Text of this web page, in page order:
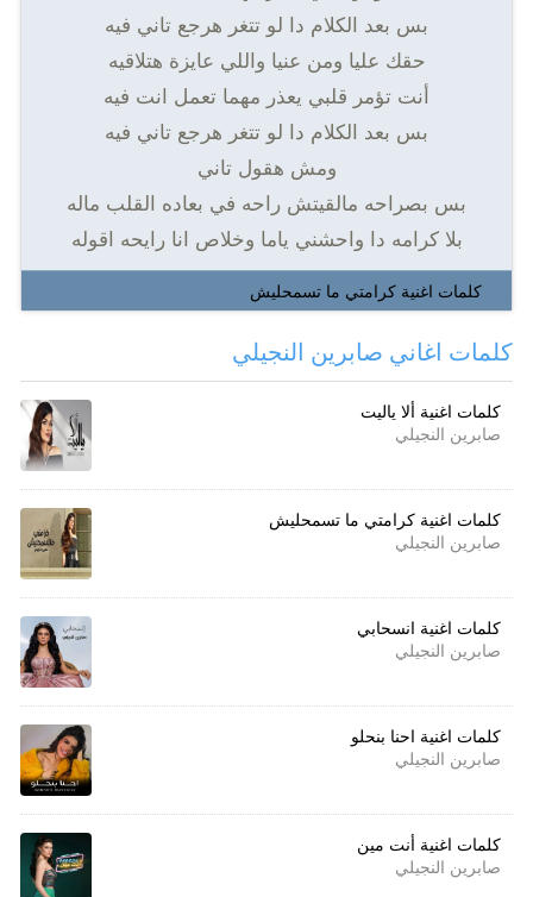
بس بعد الكلام دا لو تتغر هرجع تاني فيه
حقك عليا ومن عنيا واللي عايزة هتلاقيه
أنت تؤمر قلبي يعذر مهما تعمل انت فيه
بس بعد الكلام دا لو تتغر هرجع تاني فيه
ومش هقول تاني
بس بصراحه مالقيتش راحه في بعاده القلب ماله
بلا كرامه دا واحشني ياما وخلاص انا رايحه اقوله
كلمات اغنية كرامتي ما تسمحليش
كلمات اغاني صابرين النجيلي
كلمات اغنية ألا ياليت
صابرين النجيلي
كلمات اغنية كرامتي ما تسمحليش
صابرين النجيلي
كلمات اغنية انسحابي
صابرين النجيلي
كلمات اغنية احنا بنحلو
صابرين النجيلي
كلمات اغنية أنت مين
صابرين النجيلي